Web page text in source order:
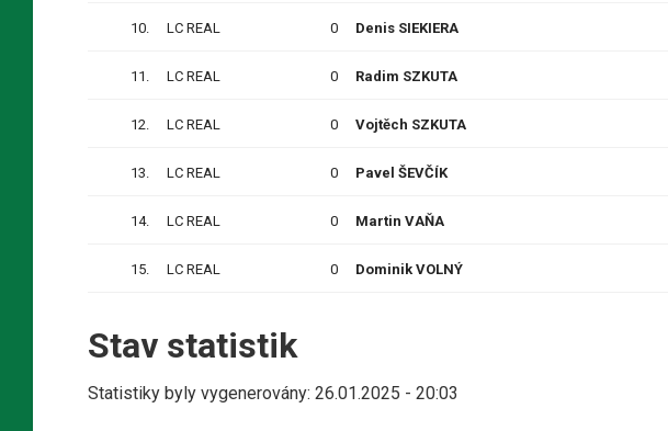
10. LC REAL 0 Denis SIEKIERA
11. LC REAL 0 Radim SZKUTA
12. LC REAL 0 Vojtěch SZKUTA
13. LC REAL 0 Pavel ŠEVČÍK
14. LC REAL 0 Martin VAŇA
15. LC REAL 0 Dominik VOLNÝ
Stav statistik
Statistiky byly vygenerovány: 26.01.2025 - 20:03